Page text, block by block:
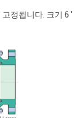
정됩니다. 크기 6 ′